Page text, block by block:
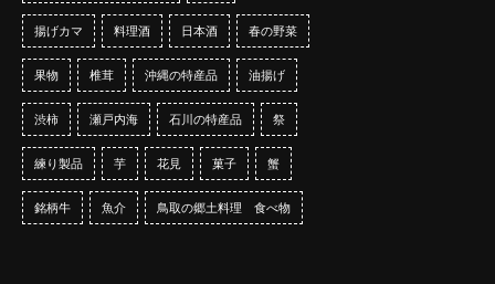
揚げカマ 料理酒 日本酒 春の野菜
果物 椎茸 沖縄の特産品 油揚げ
渋柿 瀬戸内海 石川の特産品 祭
練り製品 芋 花見 菓子 蟹
銘柄牛 魚介 鳥取の郷土料理 食べ物